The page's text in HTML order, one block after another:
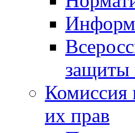
защиты
Комиссия
их прав